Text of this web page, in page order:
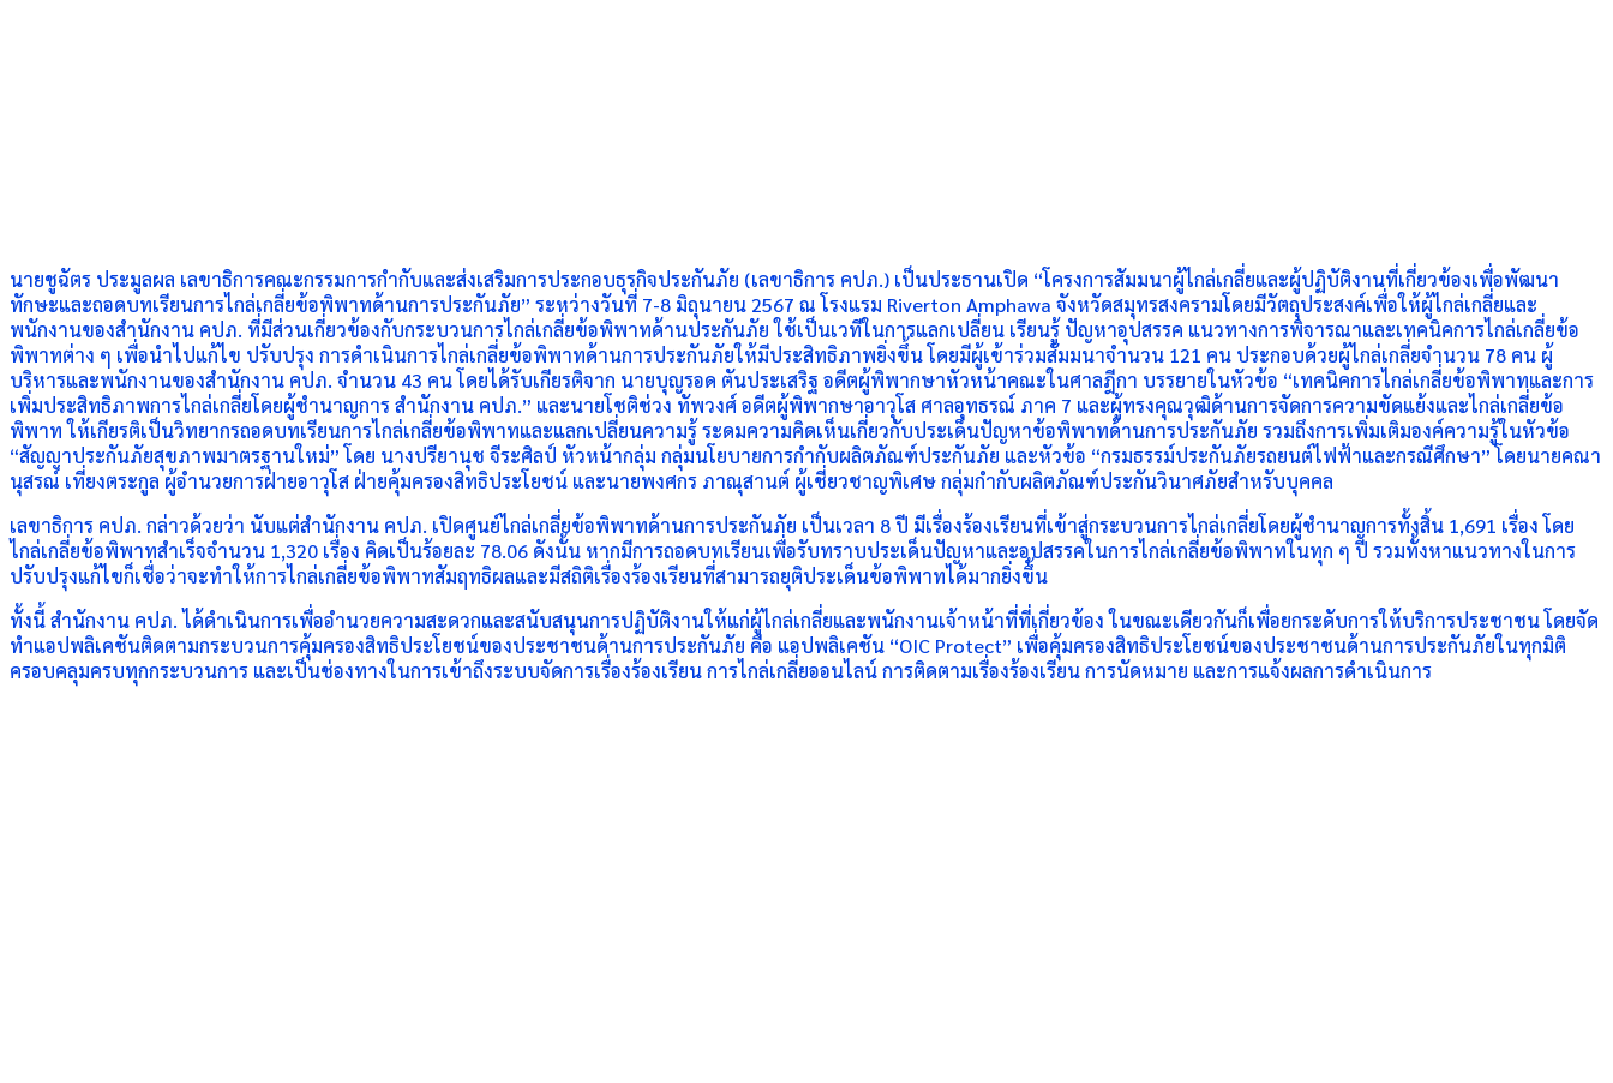
นายชูฉัตร ประมูลผล เลขาธิการคณะกรรมการกำกับและส่งเสริมการประกอบธุรกิจประกันภัย (เลขาธิการ คปภ.) เป็นประธานเปิด “โครงการสัมมนาผู้ไกล่เกลี่ยและผู้ปฏิบัติงานที่เกี่ยวข้องเพื่อพัฒนา
ทักษะและถอดบทเรียนการไกล่เกลี่ยข้อพิพาทด้านการประกันภัย” ระหว่างวันที่ 7-8 มิถุนายน 2567 ณ โรงแรม Riverton Amphawa จังหวัดสมุทรสงครามโดยมีวัตถุประสงค์เพื่อให้ผู้ไกล่เกลี่ยและ
พนักงานของสำนักงาน คปภ. ที่มีส่วนเกี่ยวข้องกับกระบวนการไกล่เกลี่ยข้อพิพาทด้านประกันภัย ใช้เป็นเวทีในการแลกเปลี่ยน เรียนรู้ ปัญหาอุปสรรค แนวทางการพิจารณาและเทคนิคการไกล่เกลี่ยข้อ
พิพาทต่าง ๆ เพื่อนำไปแก้ไข ปรับปรุง การดำเนินการไกล่เกลี่ยข้อพิพาทด้านการประกันภัยให้มีประสิทธิภาพยิ่งขึ้น โดยมีผู้เข้าร่วมสัมมนาจำนวน 121 คน ประกอบด้วยผู้ไกล่เกลี่ยจำนวน 78 คน ผู้
บริหารและพนักงานของสำนักงาน คปภ. จำนวน 43 คน โดยได้รับเกียรติจาก นายบุญรอด ตันประเสริฐ อดีตผู้พิพากษาหัวหน้าคณะในศาลฎีกา บรรยายในหัวข้อ “เทคนิคการไกล่เกลี่ยข้อพิพาทและการ
เพิ่มประสิทธิภาพการไกล่เกลี่ยโดยผู้ชำนาญการ สำนักงาน คปภ.” และนายโชติช่วง ทัพวงศ์ อดีตผู้พิพากษาอาวุโส ศาลอุทธรณ์ ภาค 7 และผู้ทรงคุณวุฒิด้านการจัดการความขัดแย้งและไกล่เกลี่ยข้อ
พิพาท ให้เกียรติเป็นวิทยากรถอดบทเรียนการไกล่เกลี่ยข้อพิพาทและแลกเปลี่ยนความรู้ ระดมความคิดเห็นเกี่ยวกับประเด็นปัญหาข้อพิพาทด้านการประกันภัย รวมถึงการเพิ่มเติมองค์ความรู้ในหัวข้อ
“สัญญาประกันภัยสุขภาพมาตรฐานใหม่” โดย นางปรียานุช จีระศิลป์ หัวหน้ากลุ่ม กลุ่มนโยบายการกำกับผลิตภัณฑ์ประกันภัย และหัวข้อ “กรมธรรม์ประกันภัยรถยนต์ไฟฟ้าและกรณีศึกษา” โดยนายคณา
นุสรณ์ เที่ยงตระกูล ผู้อำนวยการฝ่ายอาวุโส ฝ่ายคุ้มครองสิทธิประโยชน์ และนายพงศกร ภาณุสานต์ ผู้เชี่ยวชาญพิเศษ กลุ่มกำกับผลิตภัณฑ์ประกันวินาศภัยสำหรับบุคคล
เลขาธิการ คปภ. กล่าวด้วยว่า นับแต่สำนักงาน คปภ. เปิดศูนย์ไกล่เกลี่ยข้อพิพาทด้านการประกันภัย เป็นเวลา 8 ปี มีเรื่องร้องเรียนที่เข้าสู่กระบวนการไกล่เกลี่ยโดยผู้ชำนาญการทั้งสิ้น 1,691 เรื่อง โดย
ไกล่เกลี่ยข้อพิพาทสำเร็จจำนวน 1,320 เรื่อง คิดเป็นร้อยละ 78.06 ดังนั้น หากมีการถอดบทเรียนเพื่อรับทราบประเด็นปัญหาและอุปสรรคในการไกล่เกลี่ยข้อพิพาทในทุก ๆ ปี รวมทั้งหาแนวทางในการ
ปรับปรุงแก้ไขก็เชื่อว่าจะทำให้การไกล่เกลี่ยข้อพิพาทสัมฤทธิผลและมีสถิติเรื่องร้องเรียนที่สามารถยุติประเด็นข้อพิพาทได้มากยิ่งขึ้น
ทั้งนี้ สำนักงาน คปภ. ได้ดำเนินการเพื่ออำนวยความสะดวกและสนับสนุนการปฏิบัติงานให้แก่ผู้ไกล่เกลี่ยและพนักงานเจ้าหน้าที่ที่เกี่ยวข้อง ในขณะเดียวกันก็เพื่อยกระดับการให้บริการประชาชน โดยจัด
ทำแอปพลิเคชันติดตามกระบวนการคุ้มครองสิทธิประโยชน์ของประชาชนด้านการประกันภัย คือ แอปพลิเคชัน “OIC Protect” เพื่อคุ้มครองสิทธิประโยชน์ของประชาชนด้านการประกันภัยในทุกมิติ
ครอบคลุมครบทุกกระบวนการ และเป็นช่องทางในการเข้าถึงระบบจัดการเรื่องร้องเรียน การไกล่เกลี่ยออนไลน์ การติดตามเรื่องร้องเรียน การนัดหมาย และการแจ้งผลการดำเนินการ